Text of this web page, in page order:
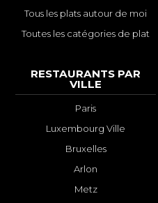
Tous les plats autour de moi
Toutes les catégories de plat
RESTAURANTS PAR
VILLE
Paris
Luxembourg Ville
Bruxelles
Arlon
Metz